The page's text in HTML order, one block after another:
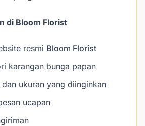
di Bloom Florist
resmi Bloom Florist
karangan bunga papan
dan ukuran yang diinginkan
ucapan